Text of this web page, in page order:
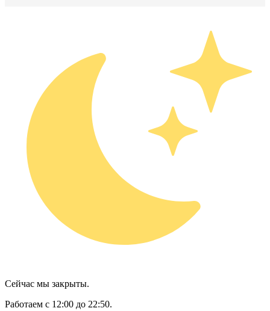
Сейчас мы закрыты.
Работаем с 12:00 до 22:50.